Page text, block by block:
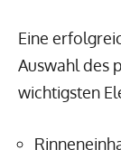
Eine
Auswahl des
wichtigsten